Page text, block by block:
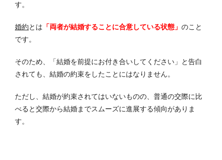
す。
婚約とは 「両者が結婚することに合意している状態」 のこと
です。
そのため、「結婚を前提にお付き合いしてください」と告白
されても、結婚の約束をしたことにはなりません。
ただし、結婚が約束されてはいないものの、普通の交際に比
べると交際から結婚までスムーズに進展する傾向がありま
す。